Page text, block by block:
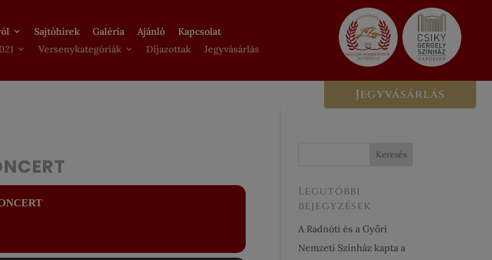
Sajtóhírek Galéria Ajánló
Kapcsolat
Versenykategóriák Díjazottak Jegyvásárlás
Jegyvásárlás
Legutóbbi
bejegyzések
A Radnóti és a Győri
Nemzeti Színház kapta a